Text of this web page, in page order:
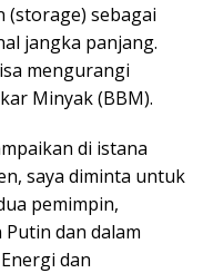
(storage) sebagai
jangka panjang.
mengurangi
Minyak (BBM).
di istana
saya diminta untuk
pemimpin,
dan dalam
dan